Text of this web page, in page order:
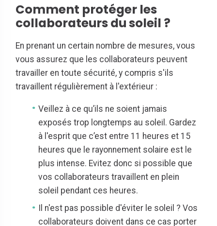
Comment protéger les
collaborateurs du soleil ?
En prenant un certain nombre de mesures, vous
vous assurez que les collaborateurs peuvent
travailler en toute sécurité, y compris s'ils
travaillent régulièrement à l'extérieur :
Veillez à ce qu’ils ne soient jamais
exposés trop longtemps au soleil. Gardez
à l'esprit que c’est entre 11 heures et 15
heures que le rayonnement solaire est le
plus intense. Evitez donc si possible que
vos collaborateurs travaillent en plein
soleil pendant ces heures.
Il n'est pas possible d'éviter le soleil ? Vos
collaborateurs doivent dans ce cas porter